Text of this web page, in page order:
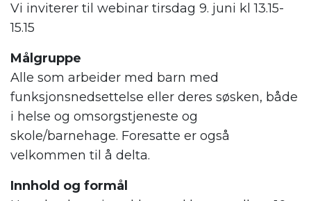
Vi inviterer til webinar tirsdag 9. juni kl 13.15-
15.15
Målgruppe
Alle som arbeider med barn med
funksjonsnedsettelse eller deres søsken, både
i helse og omsorgstjeneste og
skole/barnehage. Foresatte er også
velkommen til å delta.
Innhold og formål